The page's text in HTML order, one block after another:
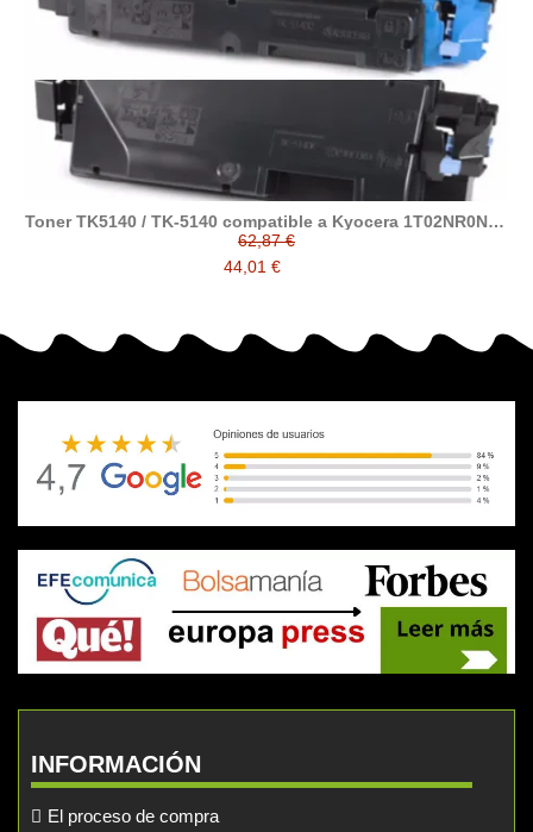
Toner TK5140 / TK-5140 compatible a Kyocera 1T02NR0NL0
/ 1T02NRCNL0 / 1T02NRBNL0 / 1T02NRANL0
62,87 €
44,01 €
INFORMACIÓN
El proceso de compra